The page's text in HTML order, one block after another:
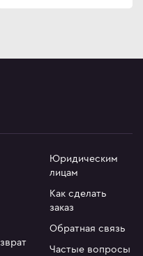
Юридическим
лицам
Как сделать
заказ
Обратная связь
Частые вопросы